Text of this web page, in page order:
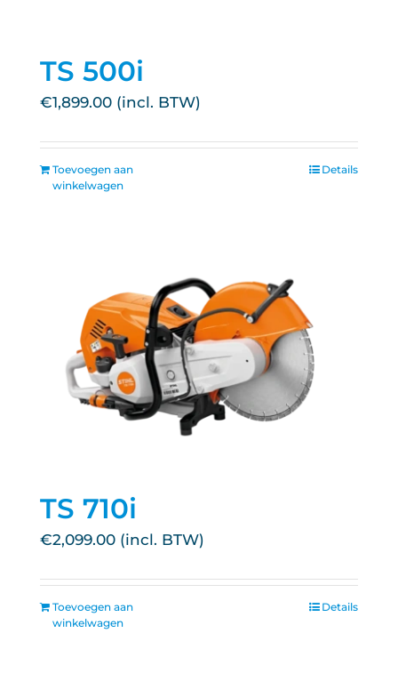
TS 500i
€1,899.00
Toevoegen aan
winkelwagen
Details
TS 710i
€2,099.00
Toevoegen aan
winkelwagen
Details